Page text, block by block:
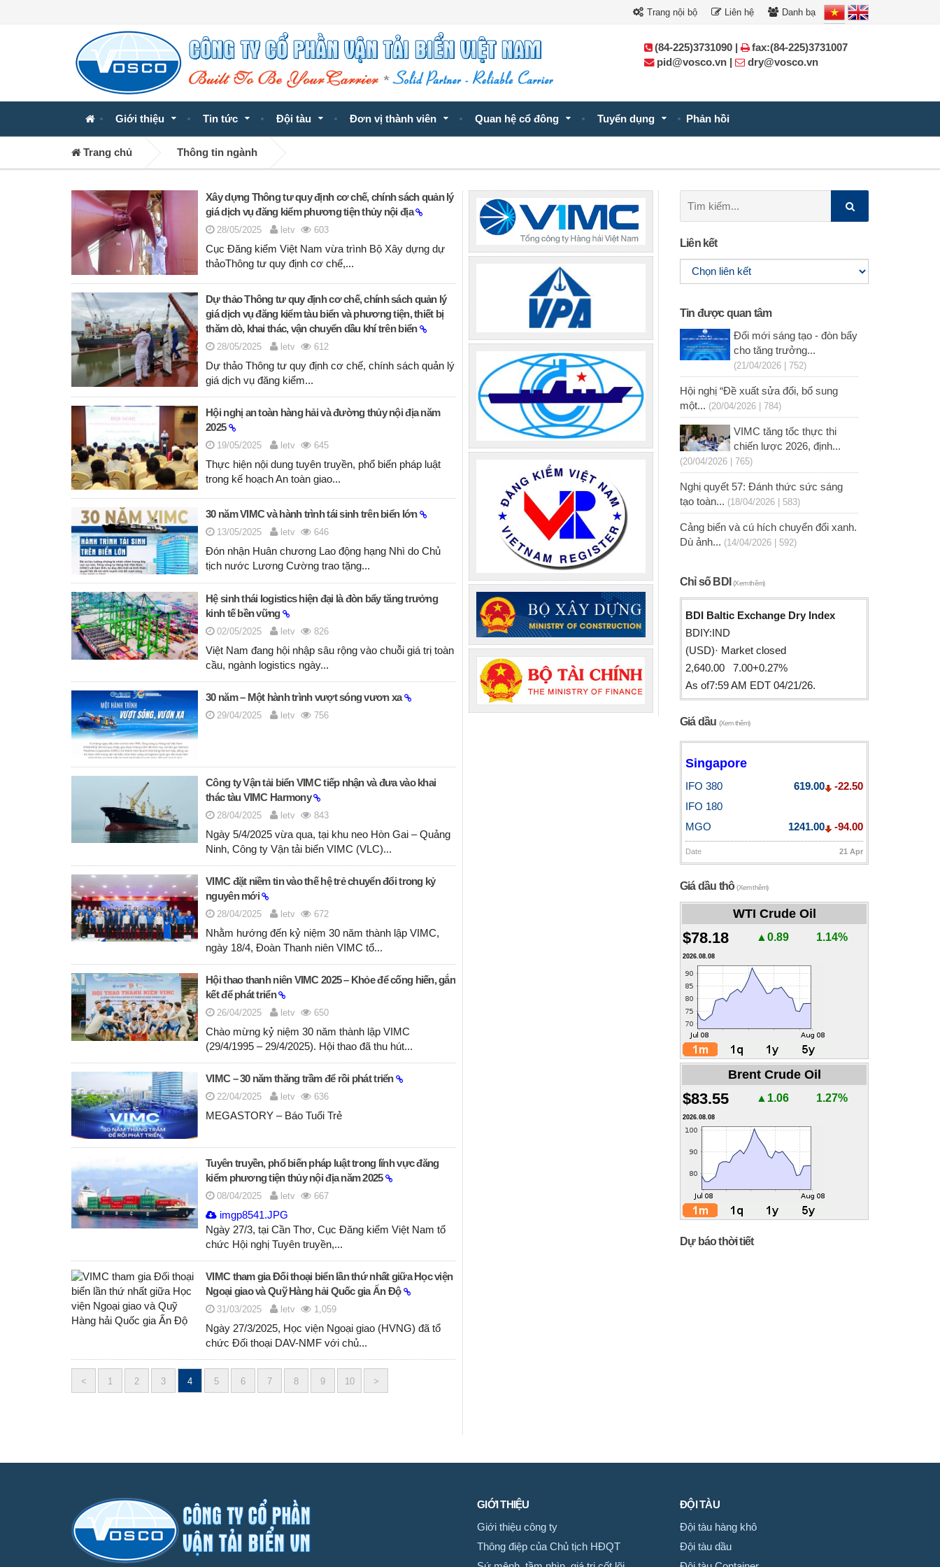
Trang nội bộ Liên hệ Danh bạ
Giới thiệu Tin tức Đội tàu Đơn vị thành viên Quan hệ cổ đông Tuyển dụng Phản hồi
(84-225)3731090 |
fax:(84-225)3731007
pid@vosco.vn |
dry@vosco.vn
Trang chủ Thông tin ngành
Xây dựng Thông tư quy định cơ chế, chính sách quản lý
giá dịch vụ đăng kiểm phương tiện thủy nội địa
28/05/2025 letv 603
Cục Đăng kiểm Việt Nam vừa trình Bộ Xây dựng dự
thảoThông tư quy định cơ chế,...
Dự thảo Thông tư quy định cơ chế, chính sách quản lý
giá dịch vụ đăng kiểm tàu biển và phương tiện, thiết bị
thăm dò, khai thác, vận chuyển dầu khí trên biển
28/05/2025 letv 612
Dự thảo Thông tư quy định cơ chế, chính sách quản lý
giá dịch vụ đăng kiểm...
Hội nghị an toàn hàng hải và đường thủy nội địa năm
2025
19/05/2025 letv 645
Thực hiện nội dung tuyên truyền, phổ biến pháp luật
trong kế hoạch An toàn giao...
30 năm VIMC và hành trình tái sinh trên biển lớn
13/05/2025 letv 646
Đón nhận Huân chương Lao động hạng Nhì do Chủ
tịch nước Lương Cường trao tặng...
Hệ sinh thái logistics hiện đại là đòn bẩy tăng trưởng
kinh tế bền vững
02/05/2025 letv 826
Việt Nam đang hội nhập sâu rộng vào chuỗi giá trị toàn
cầu, ngành logistics ngày...
30 năm – Một hành trình vượt sóng vươn xa
29/04/2025 letv 756
Công ty Vận tải biển VIMC tiếp nhận và đưa vào khai
thác tàu VIMC Harmony
28/04/2025 letv 843
Ngày 5/4/2025 vừa qua, tại khu neo Hòn Gai – Quảng
Ninh, Công ty Vận tải biển VIMC (VLC)...
VIMC đặt niềm tin vào thế hệ trẻ chuyển đổi trong kỷ
nguyên mới
28/04/2025 letv 672
Nhằm hướng đến kỷ niệm 30 năm thành lập VIMC,
ngày 18/4, Đoàn Thanh niên VIMC tổ...
Hội thao thanh niên VIMC 2025 – Khỏe để cống hiến, gắn
kết để phát triển
26/04/2025 letv 650
Chào mừng kỷ niệm 30 năm thành lập VIMC
(29/4/1995 – 29/4/2025). Hội thao đã thu hút...
VIMC – 30 năm thăng trầm để rồi phát triển
22/04/2025 letv 636
MEGASTORY – Báo Tuổi Trẻ
Tuyên truyền, phổ biến pháp luật trong lĩnh vực đăng
kiểm phương tiện thủy nội địa năm 2025
08/04/2025 letv 667
imgp8541.JPG
Ngày 27/3, tại Cần Thơ, Cục Đăng kiểm Việt Nam tổ
chức Hội nghị Tuyên truyền,...
VIMC tham gia Đối thoại biển lần thứ nhất giữa Học viện
Ngoại giao và Quỹ Hàng hải Quốc gia Ấn Độ
31/03/2025 letv 1,059
Ngày 27/3/2025, Học viện Ngoại giao (HVNG) đã tổ
chức Đối thoại DAV-NMF với chủ...
Posts
< 1 2 3 4 5 6 7 8 9 10 >
kiếm:
Liên kết
Tin được quan tâm
Đổi mới sáng tạo - đòn bẩy
cho tăng trưởng...
(21/04/2026 | 752)
Hội nghị “Đề xuất sửa đổi, bổ sung
một... (20/04/2026 | 784)
VIMC tăng tốc thực thi
chiến lược 2026, định...
(20/04/2026 | 765)
Nghị quyết 57: Đánh thức sức sáng
tạo toàn... (18/04/2026 | 583)
Cảng biển và cú hích chuyển đổi xanh.
Dù ảnh... (14/04/2026 | 592)
Chỉ số BDI(Xem thêm)
BDI Baltic Exchange Dry Index
BDIY:IND
(USD)· Market closed
2,640.00 7.00+0.27%
As of7:59 AM EDT 04/21/26.
Giá dầu (Xem thêm)
Singapore
IFO 380 619.00
-22.50
IFO 180
MGO
1241.00 -94.00
Date 21 Apr
Giá dầu thô(Xem thêm)
WTI Crude Oil
$78.18 ▲0.89 1.14%
2026.08.08
Brent Crude Oil
$83.55 ▲1.06 1.27%
2026.08.08
Dự báo thời tiết
GIỚI THIỆU
Giới thiệu công ty
Thông điệp của Chủ tịch HĐQT
ĐỘI TÀU
Đội tàu hàng khô
Đội tàu dầu